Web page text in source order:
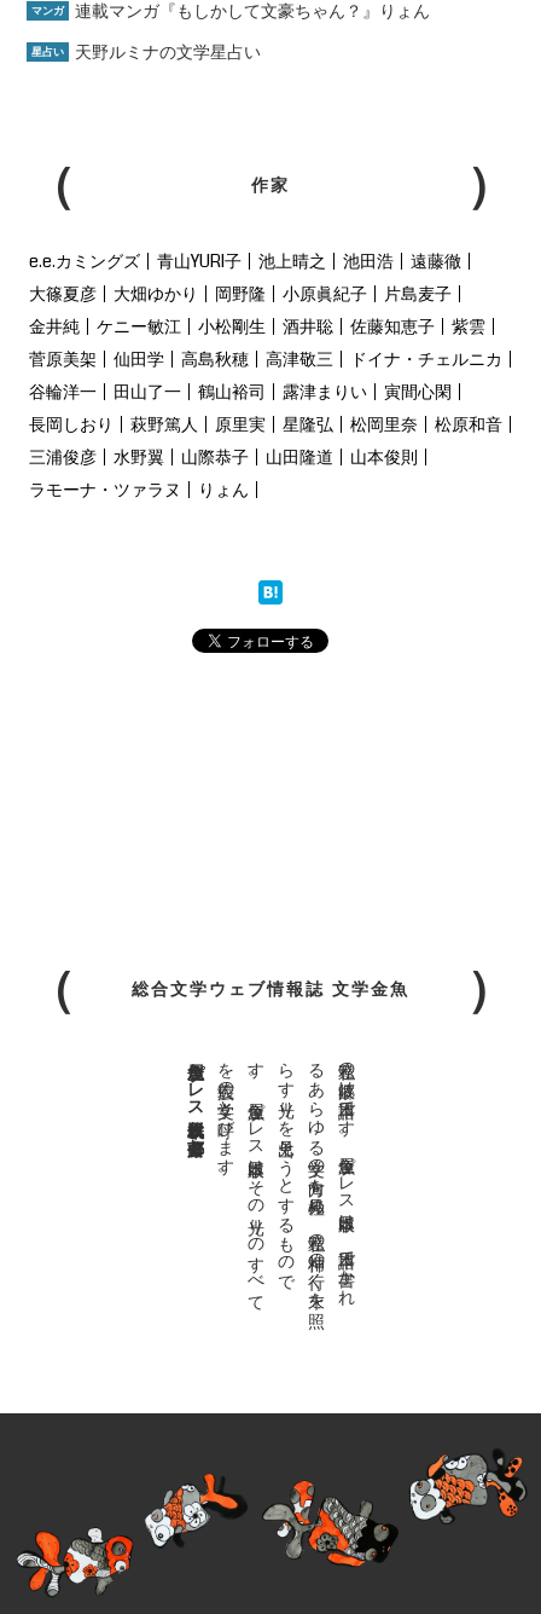
マンガ 連載マンガ『もしかして文豪ちゃん？』りょん
星占い 天野ルミナの文学星占い
作家
e.e.カミングズ 青山YURI子 池上晴之 池田浩
遠藤徹
大篠夏彦
大畑ゆかり 岡野隆 小原眞紀子
片島麦子
金井純
ケニー敏江 小松剛生 酒井聡 佐藤知恵子
紫雲
菅原美架
仙田学 高島秋穂 高津敬三
ドイナ・チェルニカ
谷輪洋一
田山了一 鶴山裕司 露津まりい
寅間心閑
長岡しおり
萩野篤人 原里実 星隆弘 松岡里奈
松原和音
三浦俊彦
水野翼 山際恭子 山田隆道
山本俊則
ラモーナ・ツァラヌ
りょん
総合文学ウェブ情報誌 文学金魚
私達の
故郷は
日本語で
す
。
金魚屋プ
レ
ス
日本版は
、
日本語で
書か
れ
る
あ
ら
ゆ
る
文学の
方向を
見極め
、
私達の
精神の
行く
末を
照
ら
す
光り
を
見出そ
う
と
す
る
も
の
で
す
。
金魚屋プ
レ
ス
日本版は
そ
の
光り
の
す
べ
て
を
広義の
文学と
呼び
ま
す
。
金魚屋プレス日本版代表 齋藤都